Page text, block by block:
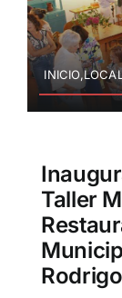
Taller
Rodrigo